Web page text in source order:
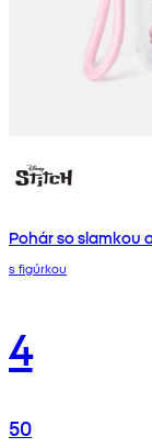
Pohár so slamkou
s figúrkou
4
50